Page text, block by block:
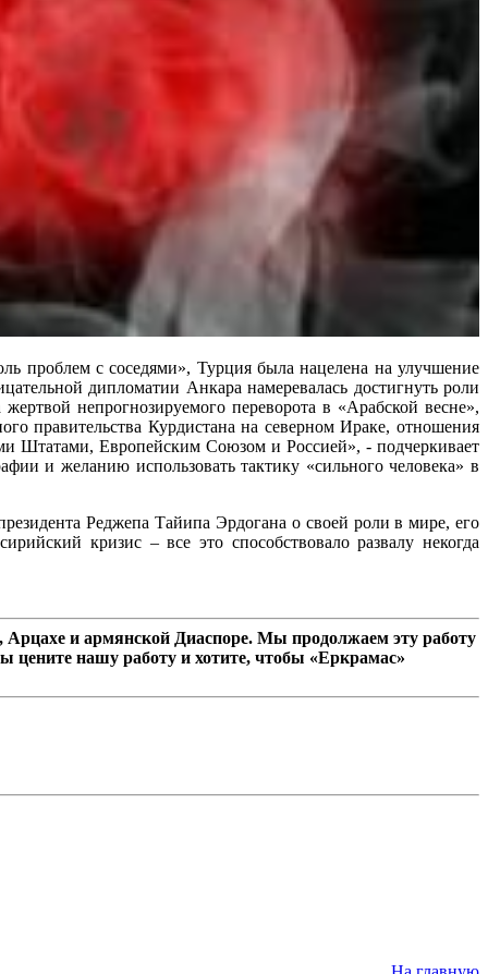
проблем с соседями», Турция была нацелена на улучшение
дипломатии Анкара намеревалась достигнуть роли
непрогнозируемого переворота в «Арабской весне»,
правительства Курдистана на северном Ираке, отношения
Штатами, Европейским Союзом и Россией», - подчеркивает
и желанию использовать тактику «сильного человека» в
Реджепа Тайипа Эрдогана о своей роли в мире, его
кризис – все это способствовало развалу некогда
и армянской Диаспоре. Мы продолжаем эту работу
цените нашу работу и хотите, чтобы «Еркрамас»